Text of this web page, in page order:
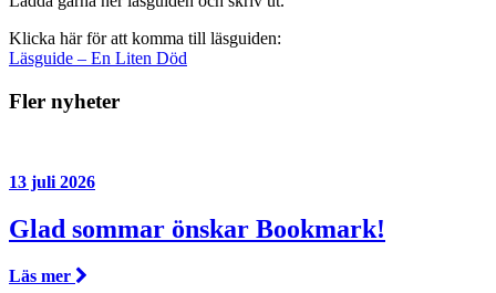
Klicka här för att komma till läsguiden:
Läsguide – En Liten Död
Fler nyheter
13 juli 2026
Glad sommar önskar Bookmark!
Läs mer